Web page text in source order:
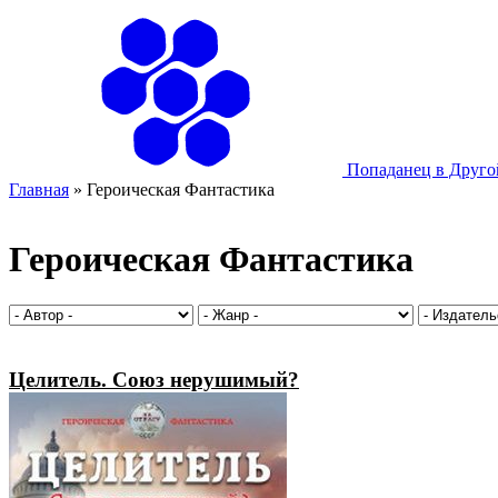
Попаданец в
Главная » Героическая Фантастика
Героическая Фантастика
Целитель. Союз нерушимый?